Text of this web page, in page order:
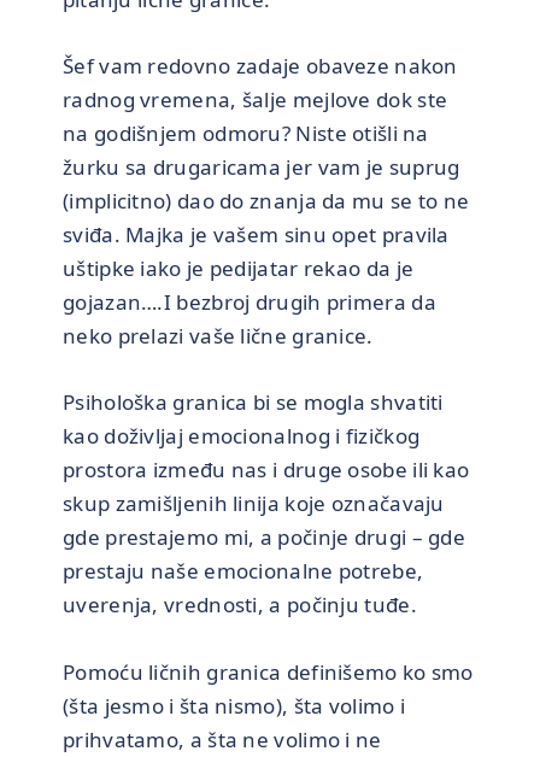
Šef vam redovno zadaje obaveze nakon
radnog vremena, šalje mejlove dok ste
na godišnjem odmoru? Niste otišli na
žurku sa drugaricama jer vam je suprug
(implicitno) dao do znanja da mu se to ne
sviđa. Majka je vašem sinu opet pravila
uštipke iako je pedijatar rekao da je
gojazan….I bezbroj drugih primera da
neko prelazi vaše lične granice.
Psihološka granica bi se mogla shvatiti
kao doživljaj emocionalnog i fizičkog
prostora između nas i druge osobe ili kao
skup zamišljenih linija koje označavaju
gde prestajemo mi, a počinje drugi – gde
prestaju naše emocionalne potrebe,
uverenja, vrednosti, a počinju tuđe.
Pomoću ličnih granica definišemo ko smo
(šta jesmo i šta nismo), šta volimo i
prihvatamo, a šta ne volimo i ne